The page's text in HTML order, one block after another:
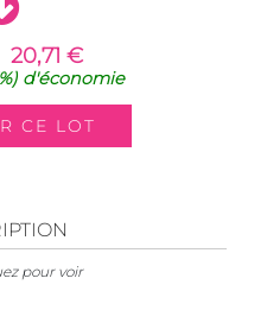
20,71 €
d'économie
pour voir